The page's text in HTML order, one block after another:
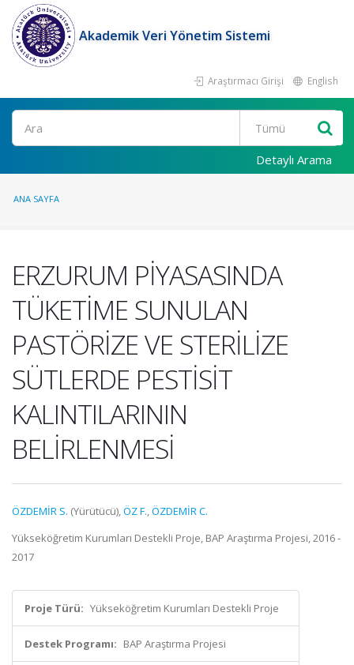
Akademik Veri Yönetim Sistemi
Araştırmacı Girişi English
Ara
Detaylı Arama
ANA SAYFA
ERZURUM PİYASASINDA
TÜKETİME SUNULAN
PASTÖRİZE VE STERİLİZE
SÜTLERDE PESTİSİT
KALINTILARININ
BELİRLENMESİ
ÖZDEMİR S. (Yürütücü),ÖZ F.,ÖZDEMİR C.
Yükseköğretim Kurumları Destekli Proje, BAP Araştırma Projesi, 2016 -
2017
Proje Türü: Yükseköğretim Kurumları Destekli Proje
Destek Programı: BAP Araştırma Projesi